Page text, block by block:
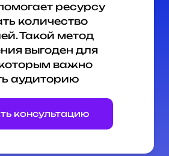
ресурсу
количество
Такой метод
выгоден для
которым важно
аудиторию
консультацию